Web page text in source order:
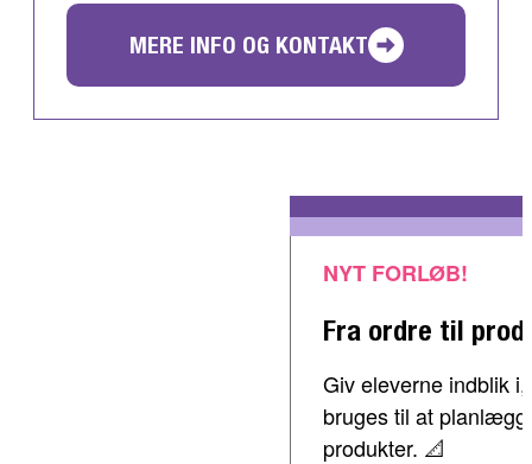
MERE INFO OG KONTAKT
NYT FORLØB!
Fra ordre til
Giv eleverne indblik
bruges til at
produkter. 📐